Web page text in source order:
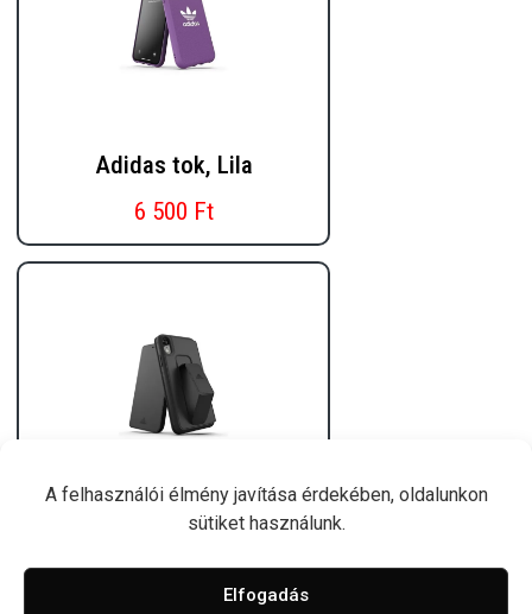
A felhasználói élmény javítása érdekében, oldalunkon
sütiket használunk.
Elfogadás
Adidas tok, Lila
6 500 Ft
Adidas tok, Fekete
6 500 Ft